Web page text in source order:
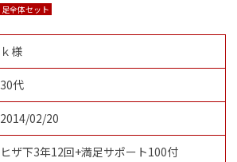
足全体セット
ｋ様
30代
2014/02/20
ヒザ下3年12回+満足サポート100付